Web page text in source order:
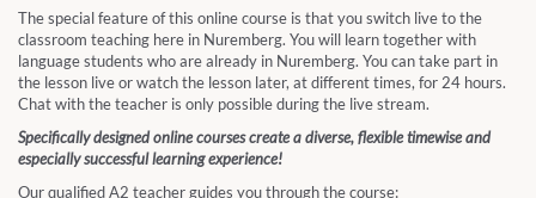
The special feature of this online course is that you switch live to the
classroom teaching here in Nuremberg. You will learn together with
language students who are already in Nuremberg. You can take part in
the lesson live or watch the lesson later, at different times, for 24 hours.
Chat with the teacher is only possible during the live stream.
Specifically designed online courses create a diverse, flexible timewise and
especially successful learning experience!
Our qualified A2 teacher guides you through the course: